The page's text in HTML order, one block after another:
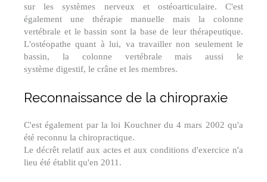
sur les systèmes nerveux et ostéoarticulaire. C'est
également une thérapie manuelle mais la colonne
vertébrale et le bassin sont la base de leur thérapeutique.
L'ostéopathe quant à lui, va travailler non seulement le
bassin, la colonne vertébrale mais aussi le
système digestif, le crâne et les membres.
Reconnaissance de la chiropraxie
C'est également par la loi Kouchner du 4 mars 2002 qu'a
été reconnu la chiropractique.
Le décrêt relatif aux actes et aux conditions d'exercice n'a
lieu été établit qu'en 2011.